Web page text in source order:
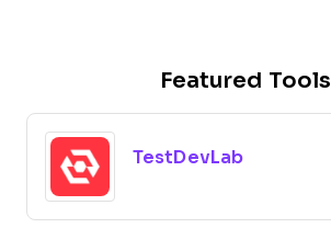
Featured Tools
TestDevLab